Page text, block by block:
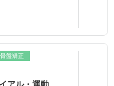
骨盤矯正